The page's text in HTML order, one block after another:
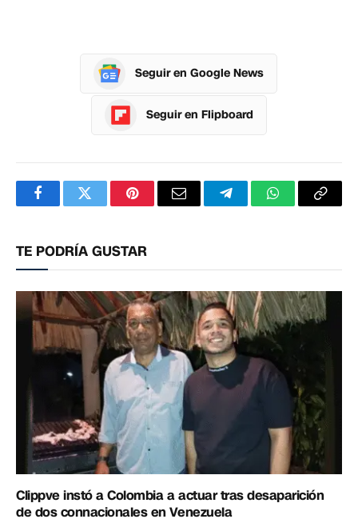
Seguir en Google News
Seguir en Flipboard
FacebookTwitterPinterestCorreoTelegramWhatsApp
TE PODRÍA GUSTAR
Clippve instó a Colombia a actuar tras desaparición
de dos connacionales en Venezuela